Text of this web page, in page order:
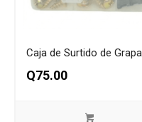
Caja de Surtido de
Q75.00